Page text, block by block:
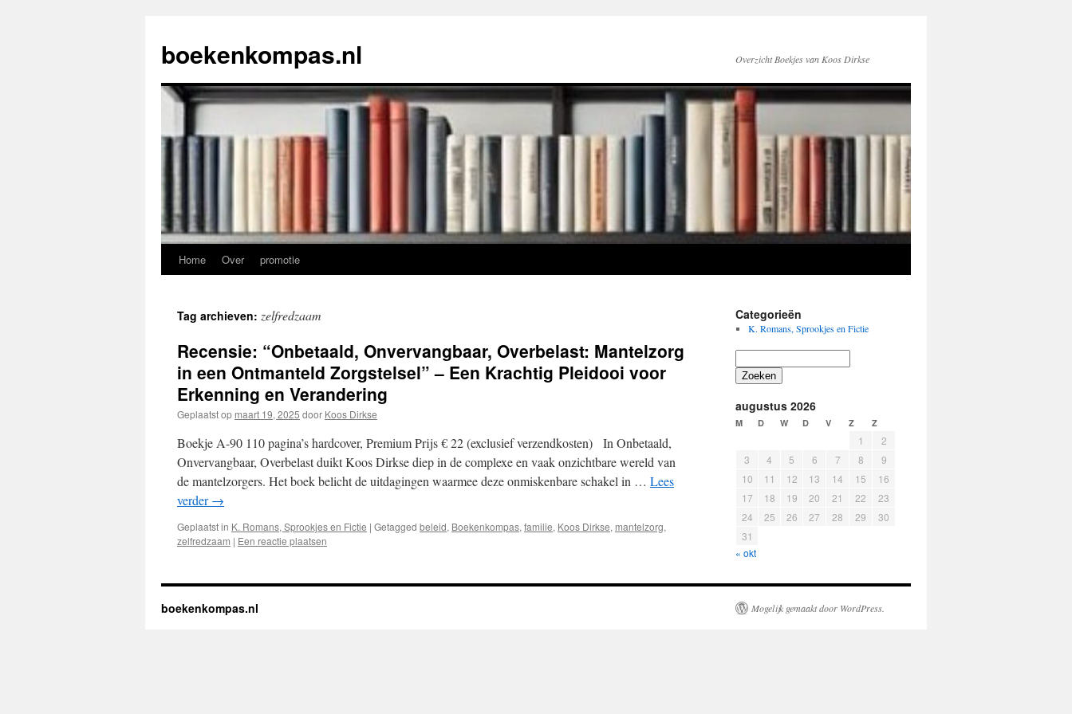
de
inhoud
boekenkompas.nl Overzicht Boekjes van Koos Dirkse
Home Over promotie
Tag archieven: zelfredzaam
Recensie: “Onbetaald, Onvervangbaar, Overbelast: Mantelzorg
in een Ontmanteld Zorgstelsel” – Een Krachtig Pleidooi voor
Erkenning en Verandering
Geplaatst op maart 19, 2025 door Koos Dirkse
Boekje A-90 110 pagina’s hardcover, Premium Prijs € 22 (exclusief verzendkosten) In Onbetaald,
Onvervangbaar, Overbelast duikt Koos Dirkse diep in de complexe en vaak onzichtbare wereld van
de mantelzorgers. Het boek belicht de uitdagingen waarmee deze onmiskenbare schakel in … Lees
verder→
Geplaatst in K. Romans, Sprookjes en Fictie | Getagged beleid, Boekenkompas, familie, Koos Dirkse, mantelzorg,
zelfredzaam | Een reactie plaatsen
Categorieën
K. Romans, Sprookjes en Fictie
Zoeken
augustus 2026
M D W D V Z Z
1
2
3
4 5 6 7 8
9
10
11 12 13 14 15
16
17
18 19 20 21 22
23
24
25 26 27 28 29
30
31
« okt
boekenkompas.nl Mogelijk gemaakt door WordPress.